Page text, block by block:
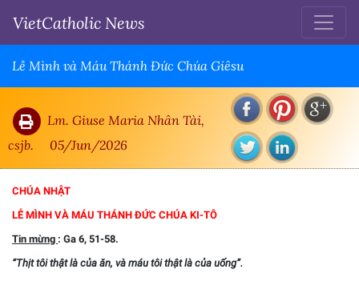
VietCatholic News
Lễ Mình và Máu Thánh Đức Chúa Giêsu
Lm. Giuse Maria Nhân Tài,
csjb.
05/Jun/2026
CHÚA NHẬT
LỄ MÌNH VÀ MÁU THÁNH ĐỨC CHÚA KI-TÔ
Tin mừng : Ga 6, 51-58.
“Thịt tôi thật là của ăn, và máu tôi thật là của uống”.